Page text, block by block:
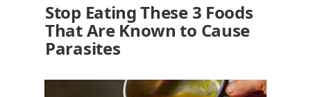
Stop Eating These 3 Foods
That Are Known to Cause
Parasites